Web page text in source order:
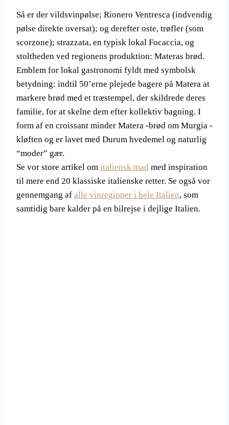
Så er der vildsvinpølse; Rionero Ventresca (indvendig
pølse direkte oversat); og derefter oste, trøfler (som
scorzone); strazzata, en typisk lokal Focaccia, og
stoltheden ved regionens produktion: Materas brød.
Emblem for lokal gastronomi fyldt med symbolsk
betydning: indtil 50’erne plejede bagere på Matera at
markere brød med et træstempel, der skildrede deres
familie, for at skelne dem efter kollektiv bagning. I
form af en croissant minder Matera -brød om Murgia -
kløften og er lavet med Durum hvedemel og naturlig
“moder” gær.
Se vor store artikel om italiensk mad med inspiration
til mere end 20 klassiske italienske retter. Se også vor
gennemgang af alle vinregioner i hele Italien, som
samtidig bare kalder på en bilrejse i dejlige Italien.